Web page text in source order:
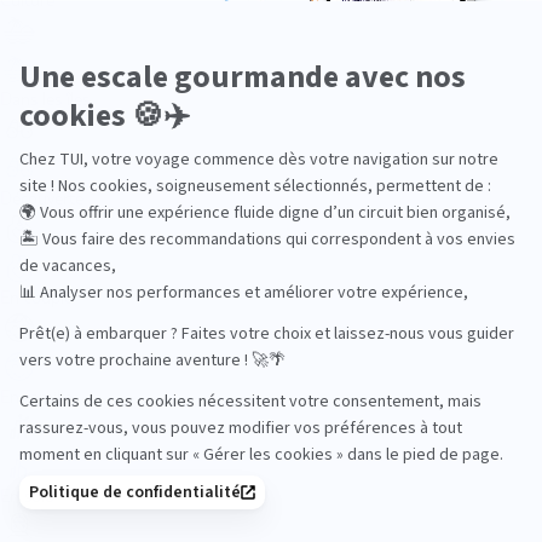
Dans les îles
Découverte
En couple
En famille
En solo